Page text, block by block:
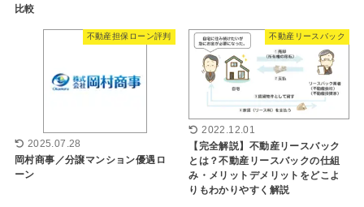
比較
不動産担保ローン評判
2025.07.28
岡村商事／分譲マンション優遇ロ
ーン
不動産リースバック
2022.12.01
【完全解説】不動産リースバック
とは？不動産リースバックの仕組
み・メリットデメリットをどこよ
りもわかりやすく解説